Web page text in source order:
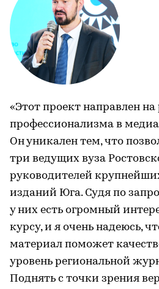
«Этот проект направлен на
профессионализма в
Он уникален тем, что
три ведущих вуза
руководителей
изданий Юга. Судя по
у них есть огромный
курсу, и я очень надеюсь,
материал поможет
уровень региональной
Поднять с точки зрения